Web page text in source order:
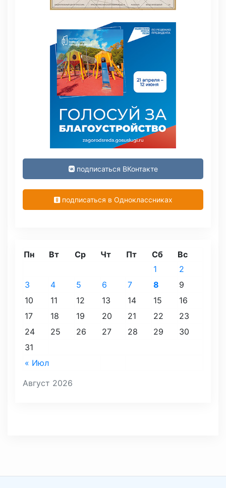
подписаться ВКонтакте
подписаться в Одноклассниках
Август 2026
Пн Вт Ср Чт Пт Сб Вс
« Июл
1
2
3
4 5 6 7 8
9
10
11 12 13 14 15
16
17
18 19 20 21 22
23
24
25 26 27 28 29
30
31